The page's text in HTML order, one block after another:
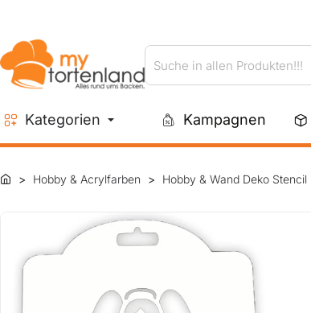
Suche
in
Produkten!!!
Kategorien Kampagnen
Hobby & Acrylfarben Hobby & Wand Deko Stencil